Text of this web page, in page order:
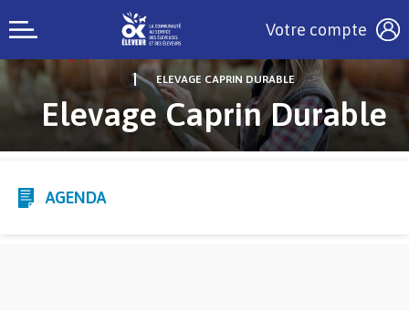
Votre compte
ELEVAGE CAPRIN DURABLE
Elevage Caprin Durable
AGENDA